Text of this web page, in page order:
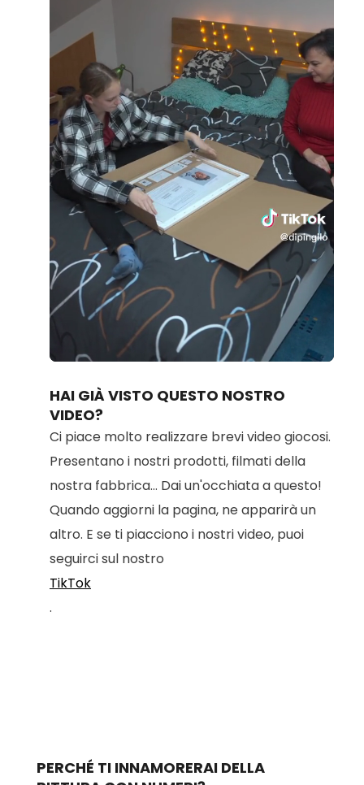
Unmute Loaded
HAI GIÀ VISTO QUESTO NOSTRO
VIDEO?
Ci piace molto realizzare brevi video giocosi.
Presentano i nostri prodotti, filmati della
nostra fabbrica... Dai un'occhiata a questo!
Quando aggiorni la pagina, ne apparirà un
altro. E se ti piacciono i nostri video, puoi
seguirci sul nostro
TikTok
.
PERCHÉ TI INNAMORERAI DELLA